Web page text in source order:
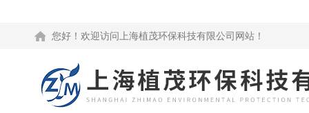
您好！欢迎访问上海植茂环保科技有限公司网站！